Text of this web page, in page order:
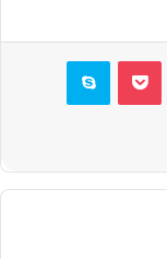
بوكيت سكايب